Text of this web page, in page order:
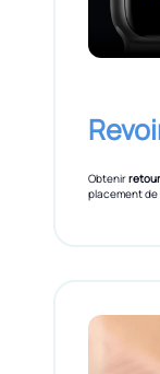
Obtenir
placement de